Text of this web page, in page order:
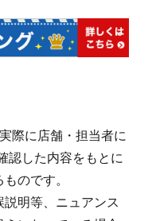
際に店舗・担当者に
認した内容をもとに
のです。
明等、ニュアンス